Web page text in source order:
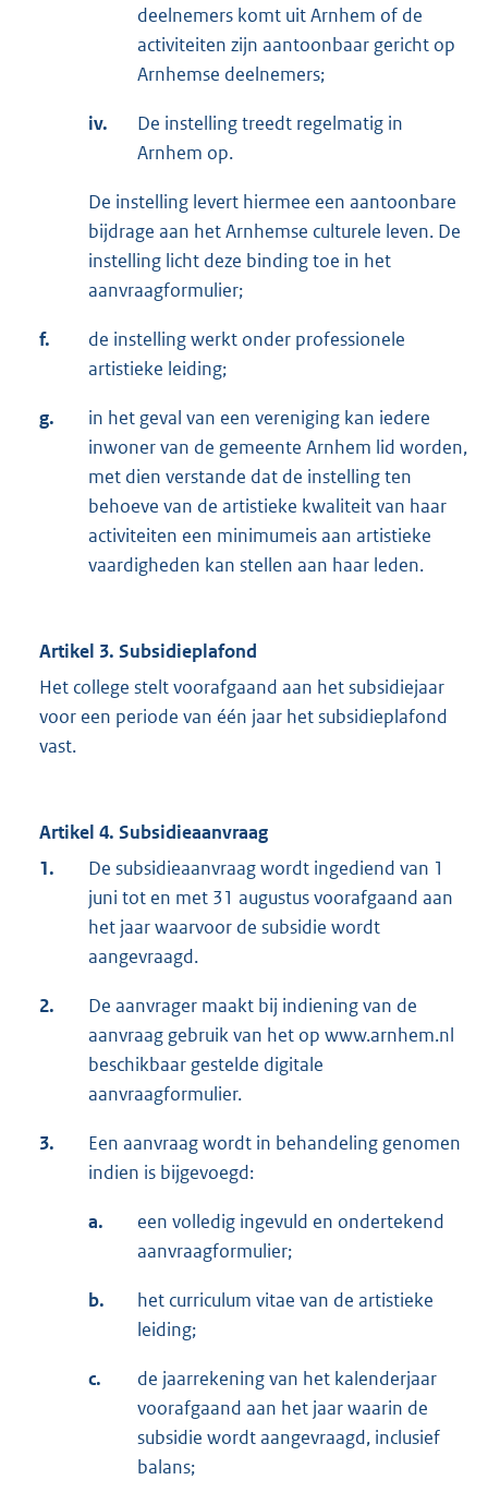
deelnemers komt uit Arnhem of de
activiteiten zijn aantoonbaar gericht op
Arnhemse deelnemers;
iv.
De instelling treedt regelmatig in
Arnhem op.
De instelling levert hiermee een aantoonbare
bijdrage aan het Arnhemse culturele leven. De
instelling licht deze binding toe in het
aanvraagformulier;
f.
de instelling werkt onder professionele
artistieke leiding;
g.
in het geval van een vereniging kan iedere
inwoner van de gemeente Arnhem lid worden,
met dien verstande dat de instelling ten
behoeve van de artistieke kwaliteit van haar
activiteiten een minimumeis aan artistieke
vaardigheden kan stellen aan haar leden.
Artikel 3. Subsidieplafond
Het college stelt voorafgaand aan het subsidiejaar
voor een periode van één jaar het subsidieplafond
vast.
Artikel 4. Subsidieaanvraag
1.
De subsidieaanvraag wordt ingediend van 1
juni tot en met 31 augustus voorafgaand aan
het jaar waarvoor de subsidie wordt
aangevraagd.
2.
De aanvrager maakt bij indiening van de
aanvraag gebruik van het op www.arnhem.nl
beschikbaar gestelde digitale
aanvraagformulier.
3.
Een aanvraag wordt in behandeling genomen
indien is bijgevoegd:
a.
een volledig ingevuld en ondertekend
aanvraagformulier;
b.
het curriculum vitae van de artistieke
leiding;
c.
de jaarrekening van het kalenderjaar
voorafgaand aan het jaar waarin de
subsidie wordt aangevraagd, inclusief
balans;